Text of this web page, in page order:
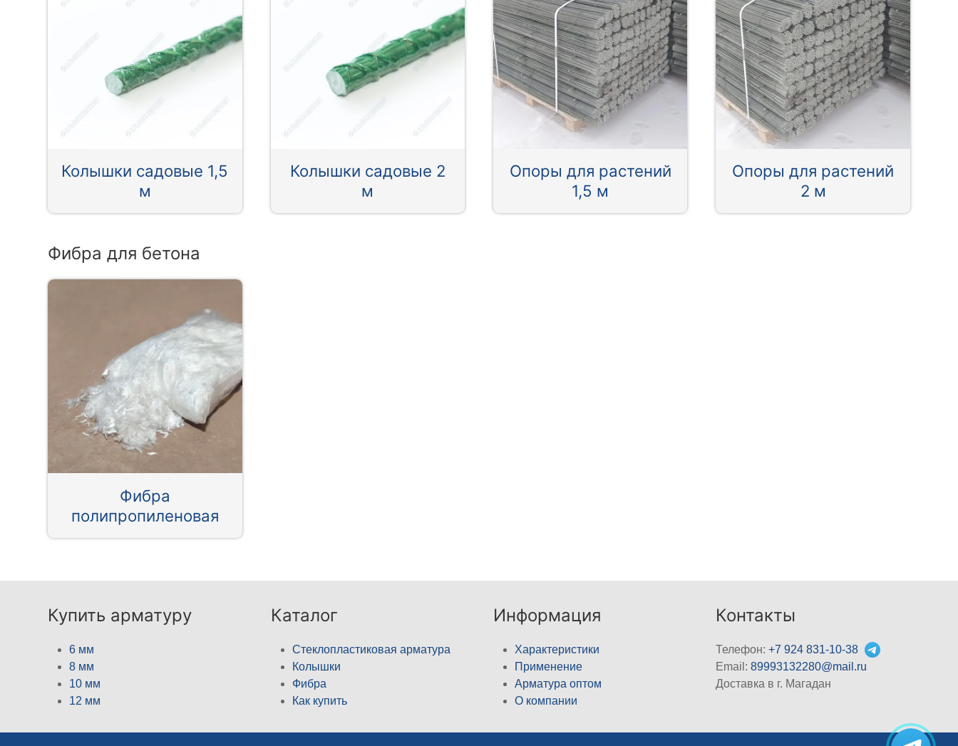
Колышки садовые 1,5
м
Колышки садовые 2
м
Опоры для растений
1,5 м
Опоры для растений
2 м
Фибра для бетона
Фибра
полипропиленовая
Купить арматуру
6 мм
8 мм
10 мм
12 мм
Каталог
Стеклопластиковая арматура
Колышки
Фибра
Как купить
Информация
Характеристики
Применение
Арматура оптом
О компании
Контакты
Телефон:+7 924 831-10-38
Email:89993132280@mail.ru
Доставка в г. Магадан